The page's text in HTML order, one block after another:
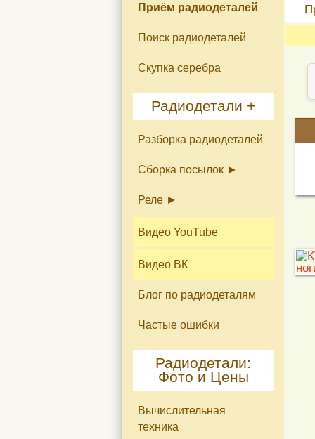
Приём радиодеталей
Поиск радиодеталей
Скупка серебра
Радиодетали +
Разборка радиодеталей
Сборка посылок
Не конденсаторы КМ
Крупногабаритные
радиодетали б/у
Реле
Реле как изделия и на
лом
Реле на тех. контакты
Ag 10%, 25%, 60%, 80%,
99%
Видео YouTube
Видео ВК
Блог по радиодеталям
Частые ошибки
Радиодетали:
Фото и Цены
Вычислительная
техника